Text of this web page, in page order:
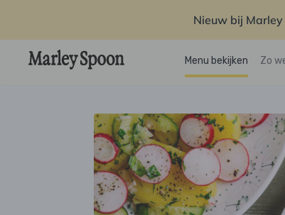
Nieuw bij Marley
Menu bekijken Zo